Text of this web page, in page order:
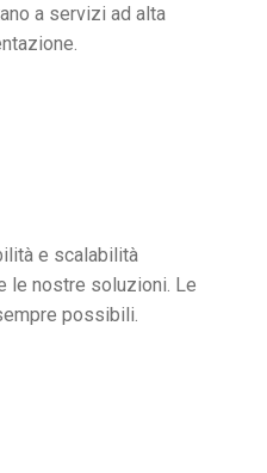
a servizi ad alta
e scalabilità
le nostre soluzioni. Le
possibili.